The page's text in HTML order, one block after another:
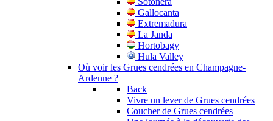
Gallocanta
Extremadura
La Janda
Hortobagy
Hula Valley
Où voir les Grues cendrées en Champagne-
Ardenne ?
Back
Vivre un lever de Grues cendrées
Coucher de Grues cendrées